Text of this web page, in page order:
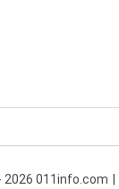
2026 011info.com